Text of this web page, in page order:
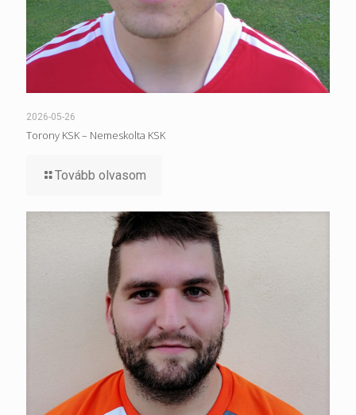
2026-05-26
Torony KSK – Nemeskolta KSK
Tovább olvasom